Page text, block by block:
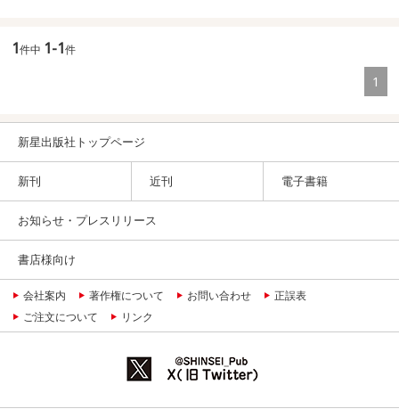
1件中 1-1件
1
新星出版社トップページ
新刊 近刊 電子書籍
お知らせ・プレスリリース
書店様向け
会社案内 著作権について お問い合わせ
正誤表
ご注文について
リンク